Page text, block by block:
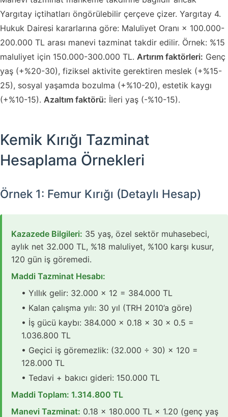
Yargıtay içtihatları öngörülebilir çerçeve çizer. Yargıtay 4.
Hukuk Dairesi kararlarına göre: Maluliyet Oranı × 100.000-
200.000 TL arası manevi tazminat takdir edilir. Örnek: %15
maluliyet için 150.000-300.000 TL. Artırım faktörleri: Genç
yaş (+%20-30), fiziksel aktivite gerektiren meslek (+%15-
25), sosyal yaşamda bozulma (+%10-20), estetik kaygı
(+%10-15). Azaltım faktörü: İleri yaş (-%10-15).
Kemik Kırığı Tazminat
Hesaplama Örnekleri
Örnek 1: Femur Kırığı (Detaylı Hesap)
Kazazede Bilgileri: 35 yaş, özel sektör muhasebeci,
aylık net 32.000 TL, %18 maluliyet, %100 karşı kusur,
120 gün iş göremedi.
Maddi Tazminat Hesabı:
• Yıllık gelir: 32.000 × 12 = 384.000 TL
• Kalan çalışma yılı: 30 yıl (TRH 2010’a göre)
• İş gücü kaybı: 384.000 × 0.18 × 30 × 0.5 =
1.036.800 TL
• Geçici iş göremezlik: (32.000 ÷ 30) × 120 =
128.000 TL
• Tedavi + bakıcı gideri: 150.000 TL
Maddi Toplam: 1.314.800 TL
Manevi Tazminat: 0.18 × 180.000 TL × 1.20 (genç yaş